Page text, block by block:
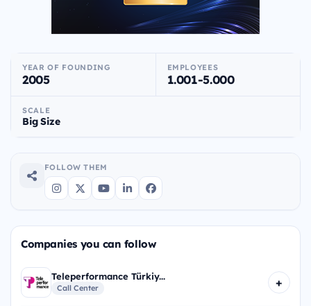
YEAR OF FOUNDING
2005
EMPLOYEES
1.001-5.000
SCALE
Big Size
FOLLOW THEM
Companies you can follow
Teleperformance Türkiy...
Call Center +